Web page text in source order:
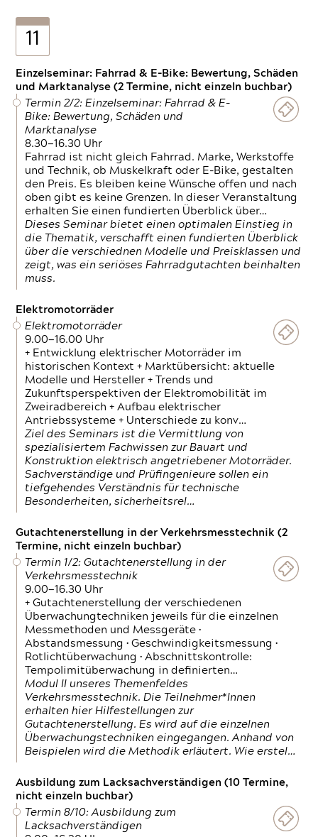
11
Einzelseminar: Fahrrad & E-Bike: Bewertung, Schäden
und Marktanalyse (2 Termine, nicht einzeln buchbar)
Termin 2/2: Einzelseminar: Fahrrad & E-
Bike: Bewertung, Schäden und
Marktanalyse
8.30—16.30 Uhr
Fahrrad ist nicht gleich Fahrrad. Marke, Werkstoffe
und Technik, ob Muskelkraft oder E-Bike, gestalten
den Preis. Es bleiben keine Wünsche offen und nach
oben gibt es keine Grenzen. In dieser Veranstaltung
erhalten Sie einen fundierten Überblick über…
Dieses Seminar bietet einen optimalen Einstieg in
die Thematik, verschafft einen fundierten Überblick
über die verschiednen Modelle und Preisklassen und
zeigt, was ein seriöses Fahrradgutachten beinhalten
muss.
Elektromotorräder
Elektromotorräder
9.00—16.00 Uhr
+ Entwicklung elektrischer Motorräder im
historischen Kontext + Marktübersicht: aktuelle
Modelle und Hersteller + Trends und
Zukunftsperspektiven der Elektromobilität im
Zweiradbereich + Aufbau elektrischer
Antriebssysteme + Unterschiede zu konv…
Ziel des Seminars ist die Vermittlung von
spezialisiertem Fachwissen zur Bauart und
Konstruktion elektrisch angetriebener Motorräder.
Sachverständige und Prüfingenieure sollen ein
tiefgehendes Verständnis für technische
Besonderheiten, sicherheitsrel…
Gutachtenerstellung in der Verkehrsmesstechnik (2
Termine, nicht einzeln buchbar)
Termin 1/2: Gutachtenerstellung in der
Verkehrsmesstechnik
9.00—16.30 Uhr
+ Gutachtenerstellung der verschiedenen
Überwachungtechniken jeweils für die einzelnen
Messmethoden und Messgeräte •
Abstandsmessung • Geschwindigkeitsmessung •
Rotlichtüberwachung • Abschnittskontrolle:
Tempolimitüberwachung in definierten…
Modul II unseres Themenfeldes
Verkehrsmesstechnik. Die Teilnehmer*Innen
erhalten hier Hilfestellungen zur
Gutachtenerstellung. Es wird auf die einzelnen
Überwachungstechniken eingegangen. Anhand von
Beispielen wird die Methodik erläutert. Wie erstel…
Ausbildung zum Lacksachverständigen (10 Termine,
nicht einzeln buchbar)
Termin 8/10: Ausbildung zum
Lacksachverständigen